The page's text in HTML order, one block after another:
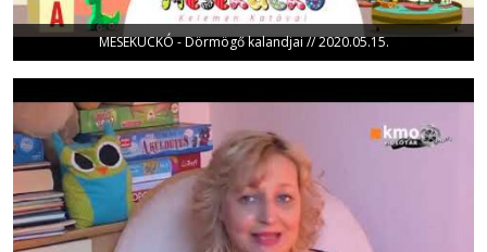
MESEKUCKÓ - Dörmögő kalandjai // 2020.05.15.